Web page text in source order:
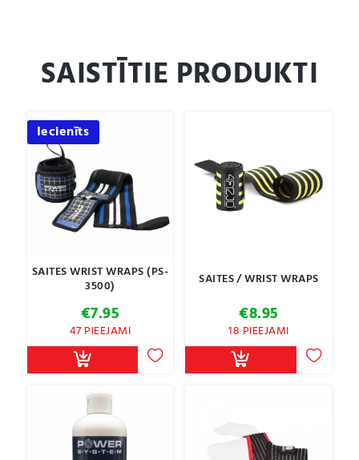
SAISTĪTIE PRODUKTI
Iecienīts
SAITES WRIST WRAPS (PS-
3500)
€7.95
47 PIEEJAMI
SAITES / WRIST WRAPS
€8.95
18 PIEEJAMI